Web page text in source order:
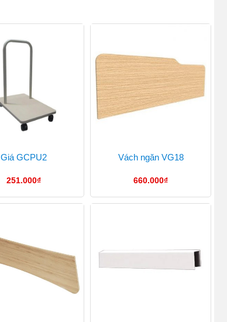
Giá GCPU2
251.000₫
Vách ngăn VG18
660.000₫